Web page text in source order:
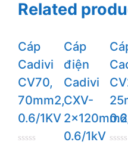
Related
Cáp
Cadivi
CV70,
70mm2,
0.6/1KV
Cáp
điện
Cadivi
CXV-
0.6/1kV